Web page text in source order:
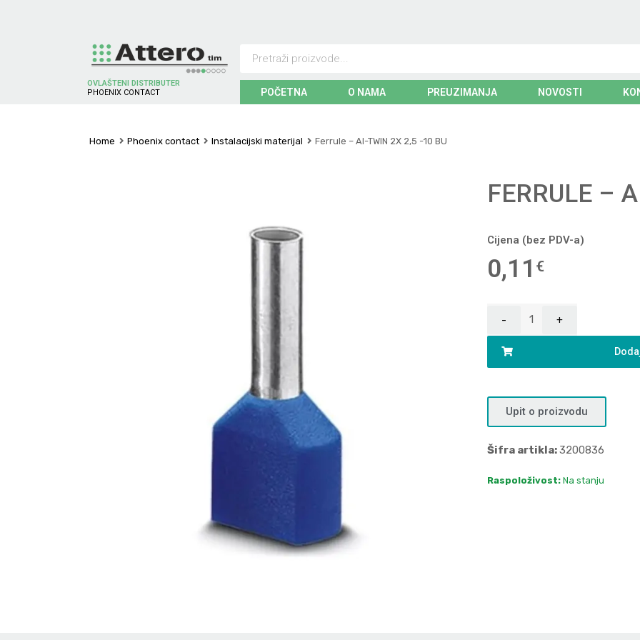
OVLAŠTENI DISTRIBUTER
P H O EN X CO NTACT POČETNA O NAMA PREUZIMANJA NOVOSTI
Home Phoenix contact Instalacijski materijal Ferrule – AI-TWIN 2X 2,5 -10 BU
FERRULE –
Cijena (bez PDV-a)
0,11 €
Upit o proizvodu
Šifra artikla:3200836
Raspoloživost: Na stanju